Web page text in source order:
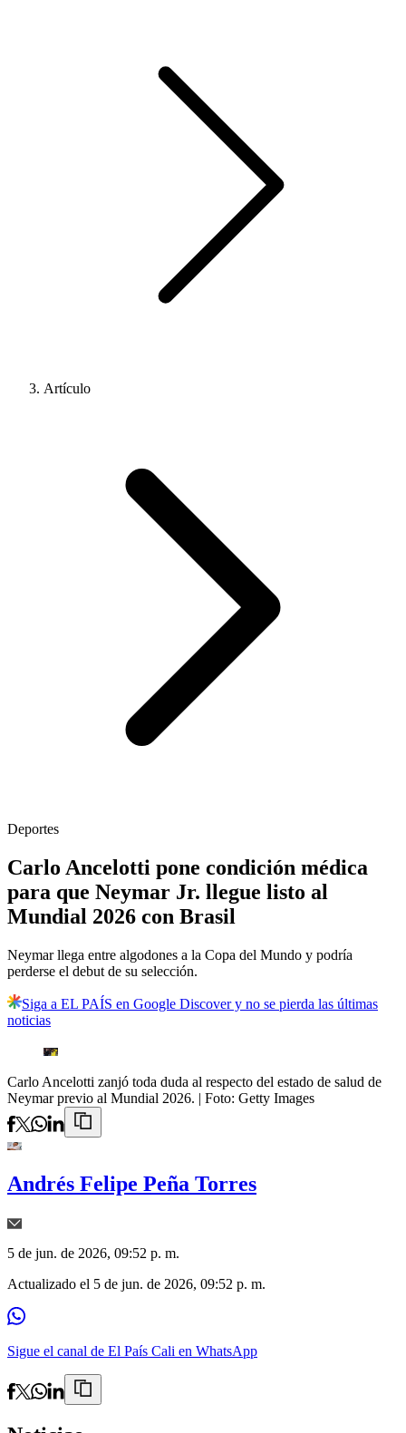
Artículo
Deportes
Carlo Ancelotti pone condición médica
para que Neymar Jr. llegue listo al
Mundial 2026 con Brasil
Neymar llega entre algodones a la Copa del Mundo y podría
perderse el debut de su selección.
Siga a EL PAÍS en Google Discover y no se pierda las últimas
noticias
Carlo Ancelotti zanjó toda duda al respecto del estado de salud de
Neymar previo al Mundial 2026. | Foto: Getty Images
Andrés Felipe Peña Torres
5 de jun. de 2026, 09:52 p. m.
Actualizado el 5 de jun. de 2026, 09:52 p. m.
Sigue el canal de El País Cali en WhatsApp